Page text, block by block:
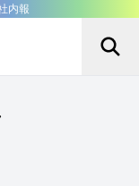
内報